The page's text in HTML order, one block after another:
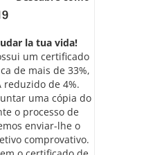
la tua vida!
um certificado
de mais de 33%,
reduzido de 4%.
uma cópia do
o processo de
enviar-lhe o
comprovativo.